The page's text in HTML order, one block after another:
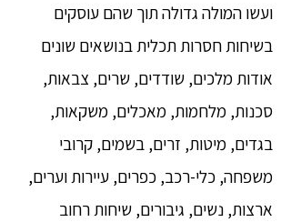
ועשו המולה גדולה תוך שהם עוסקים
בשיחות חסרות תכלית בנושאים שונים
אודות מלכים, שודדים, שרים, צבאות,
סכנות, מלחמות, מאכלים, משקאות,
בגדים, מיטות, זרים, בשמים, קרובי
משפחה, כלי-רכב, כפרים, עיירות וערים,
ארצות, נשים, גיבורים, שיחות רחוב